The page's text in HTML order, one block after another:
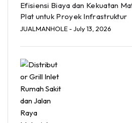
Efisiensi Biaya dan Kekuatan
Plat untuk Proyek Infrastruktur
JUALMANHOLE - July 13, 2026